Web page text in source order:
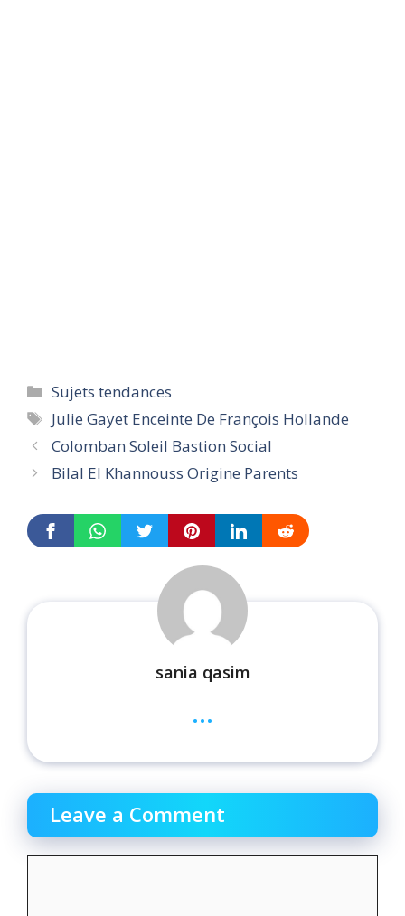
Categories
Sujets tendances
Tags
Julie Gayet Enceinte De François Hollande
Colomban Soleil Bastion Social
Bilal El Khannouss Origine Parents
sania qasim
...
Leave a Comment